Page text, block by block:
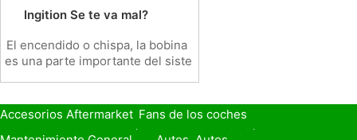
Ingition Se te va mal?
El encendido o chispa, la bobina
es una parte importante del siste
Accesorios Aftermarket Fans de los coches
Seguro de Coche
Préstamos y Financiación